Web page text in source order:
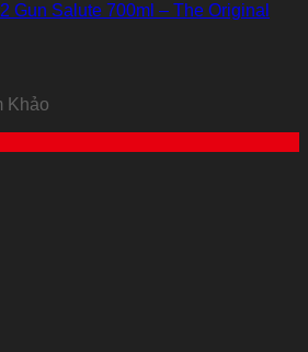
Gun Salute 700ml – The Original
Khảo